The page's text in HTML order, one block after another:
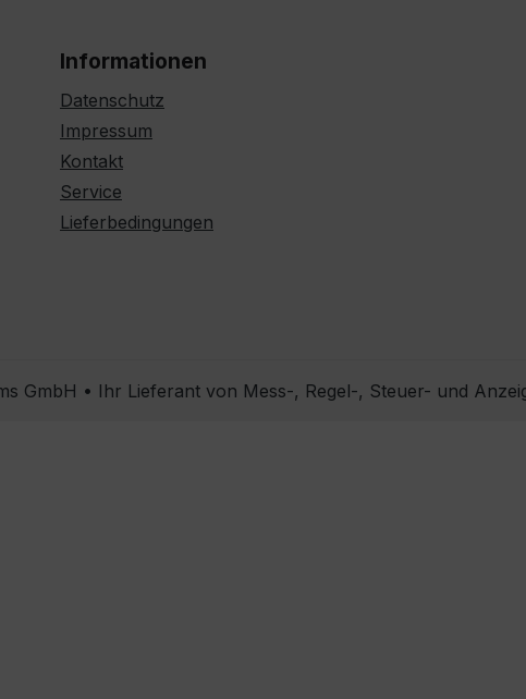
Informationen
Datenschutz
Impressum
Kontakt
Service
Lieferbedingungen
GmbH • Ihr Lieferant von Mess-, Regel-, Steuer- und